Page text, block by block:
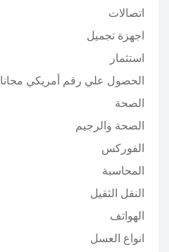
اتصالات
اجهزة تجميل
استثمار
الحصول علي رقم أمريكي مجانا
الصحة
الصحة والرجيم
الفوركس
المحاسبة
النقل الثقيل
الهواتف
انواع العسل